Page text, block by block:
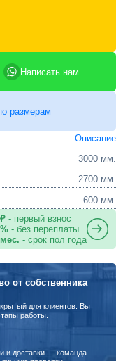
Написать нам
размерам
Описание
3000 мм.
2700 мм.
600 мм.
- первый взнос
- без переплаты
- срок пол года
от собственника
для клиентов. Вы
работы.
и доставки — команда